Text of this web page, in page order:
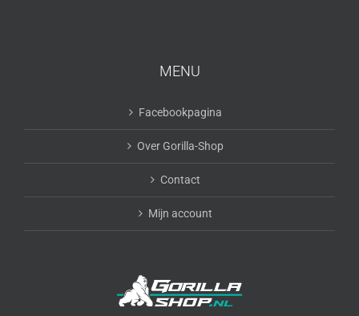
MENU
Facebookpagina
Over Gorilla-Shop
Contact
Mijn account